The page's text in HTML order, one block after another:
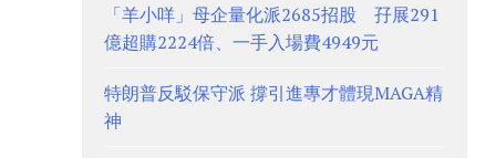
「羊小咩」母企量化派2685招股 孖展291
億超購2224倍、一手入場費4949元
特朗普反駁保守派 撐引進專才體現MAGA精
神